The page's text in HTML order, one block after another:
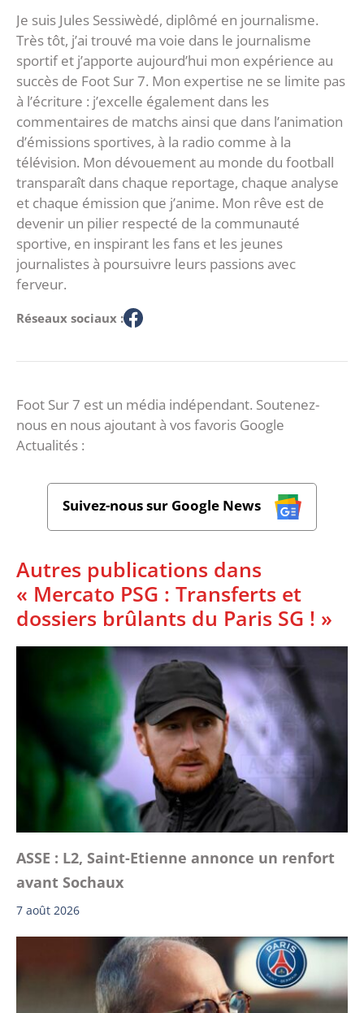
Je suis Jules Sessiwèdé, diplômé en journalisme.
Très tôt, j’ai trouvé ma voie dans le journalisme
sportif et j’apporte aujourd’hui mon expérience au
succès de Foot Sur 7. Mon expertise ne se limite pas
à l’écriture : j’excelle également dans les
commentaires de matchs ainsi que dans l’animation
d’émissions sportives, à la radio comme à la
télévision. Mon dévouement au monde du football
transparaît dans chaque reportage, chaque analyse
et chaque émission que j’anime. Mon rêve est de
devenir un pilier respecté de la communauté
sportive, en inspirant les fans et les jeunes
journalistes à poursuivre leurs passions avec
ferveur.
Réseaux sociaux :
Foot Sur 7 est un média indépendant. Soutenez-
nous en nous ajoutant à vos favoris Google
Actualités :
Suivez-nous sur Google News
Autres publications dans
« Mercato PSG : Transferts et
dossiers brûlants du Paris SG ! »
ASSE : L2, Saint-Etienne annonce un renfort
avant Sochaux
7 août 2026